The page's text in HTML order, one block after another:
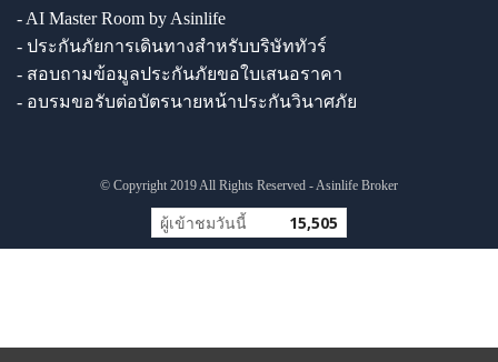
- AI Master Room by Asinlife
- ประกันภัยการเดินทางสำหรับบริษัททัวร์
- สอบถามข้อมูลประกันภัยขอใบเสนอราคา
- อบรมขอรับต่อบัตรนายหน้าประกันวินาศภัย
© Copyright 2019 All Rights Reserved - Asinlife Broker
ผู้เข้าชมวันนี้ 15,505